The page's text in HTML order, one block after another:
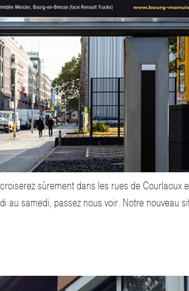
sûrement dans les rues de Courlaoux
samedi, passez nous voir. Notre nouveau